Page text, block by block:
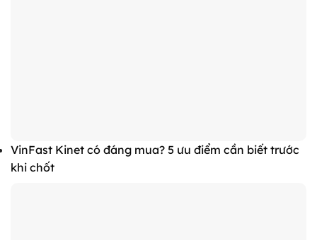
VinFast Kinet có đáng mua? 5 ưu điểm cần biết trước
khi chốt